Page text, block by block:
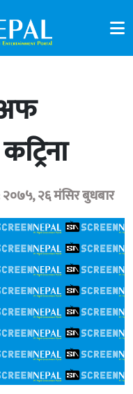
२०७५, २६ मंसिर बुधबार